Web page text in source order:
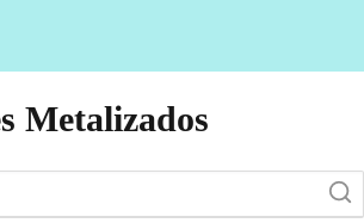
Metalizados